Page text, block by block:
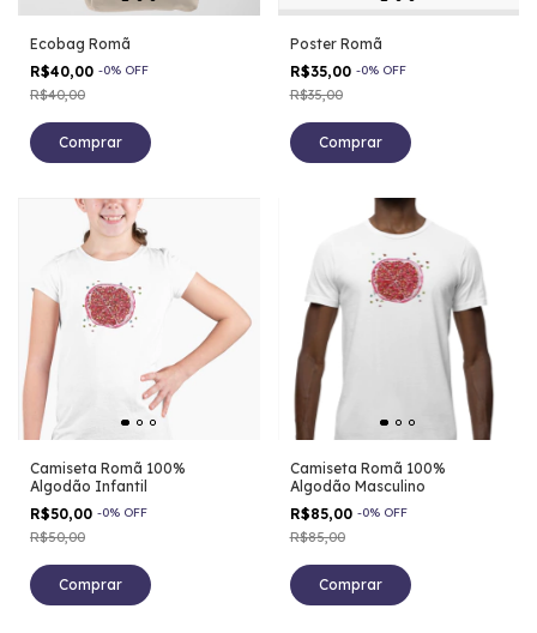
Ecobag Romã
R$40,00 -0% OFF
R$40,00
Poster Romã
R$35,00 -0% OFF
R$35,00
Comprar
Camiseta Romã 100%
Algodão Infantil
R$50,00 -0% OFF
R$50,00
Comprar
Camiseta Romã 100%
Algodão Masculino
R$85,00 -0% OFF
R$85,00
Comprar